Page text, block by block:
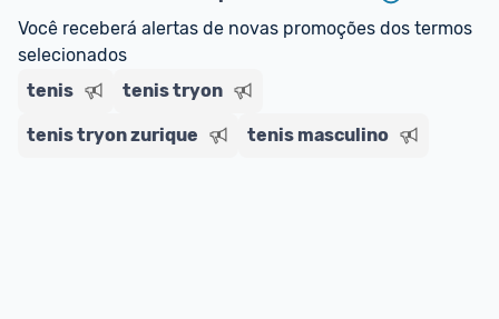
Entrega Expressa: A partir de 2 dias úteis.*
*Confira aqui
Você receberá alertas de novas promoções dos termos
selecionados
tenis
tenis tryon
tenis tryon zurique tenis masculino